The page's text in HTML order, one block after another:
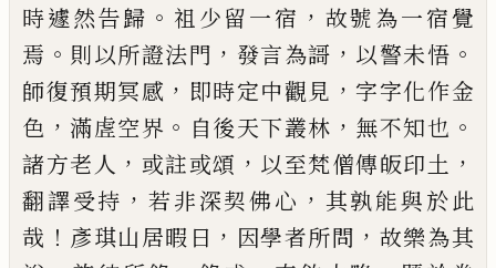
時遽然告歸 。 祖少留一宿 ， 故號為一宿覺
焉 。 則以所證法門 ， 發言為謌 ， 以警未悟 。
師復預期冥感 ， 即時定中觀 見 ， 字字化作金
色 ， 滿虗空界 。 自後天下叢林 ， 無不知也 。
諸方老人 ， 或註或頌 ， 以至梵僧傳皈印土 ，
翻譯受持 ， 若非深契佛心 ， 其孰能與於此
哉 ！ 彥琪山居暇日 ， 因學者所問 ， 故樂為其